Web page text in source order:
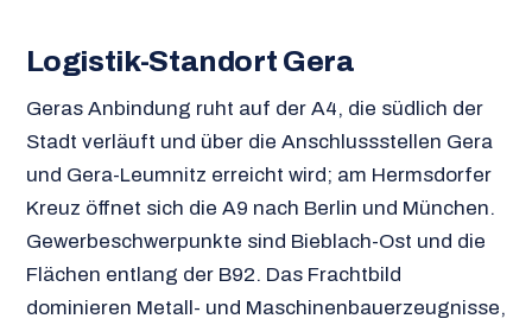
Logistik-Standort Gera
Geras Anbindung ruht auf der A4, die südlich der
Stadt verläuft und über die Anschlussstellen Gera
und Gera-Leumnitz erreicht wird; am Hermsdorfer
Kreuz öffnet sich die A9 nach Berlin und München.
Gewerbeschwerpunkte sind Bieblach-Ost und die
Flächen entlang der B92. Das Frachtbild
dominieren Metall- und Maschinenbauerzeugnisse,